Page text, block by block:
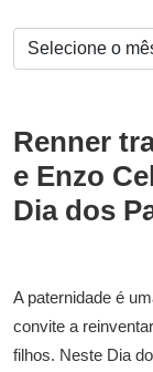
Renner
e Enzo
Dia dos
A paternidade é
convite a
filhos. Neste Dia